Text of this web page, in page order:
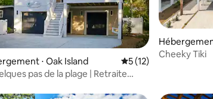
5
sur la base de 61 commentaires : 4,98 sur 5
⋅ Oak Island Évaluation moyenne
5 (12)
pas de la plage | Retraite
h
Cheeky Tiki